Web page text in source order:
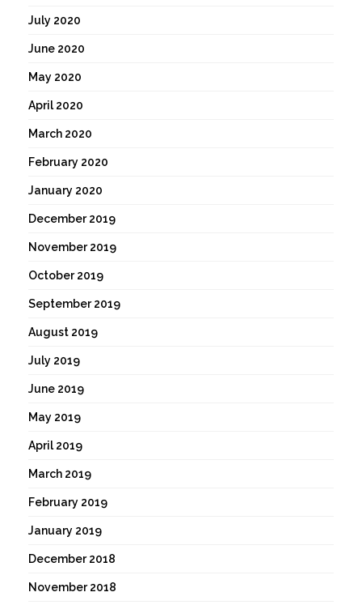
July 2020
June 2020
May 2020
April 2020
March 2020
February 2020
January 2020
December 2019
November 2019
October 2019
September 2019
August 2019
July 2019
June 2019
May 2019
April 2019
March 2019
February 2019
January 2019
December 2018
November 2018